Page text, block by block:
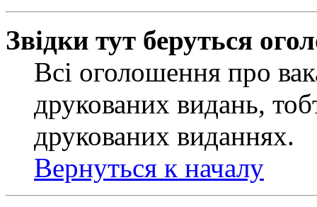
Звідки тут беруться
Всі оголошення про
друкованих видань,
друкованих виданнях.
Вернуться к началу